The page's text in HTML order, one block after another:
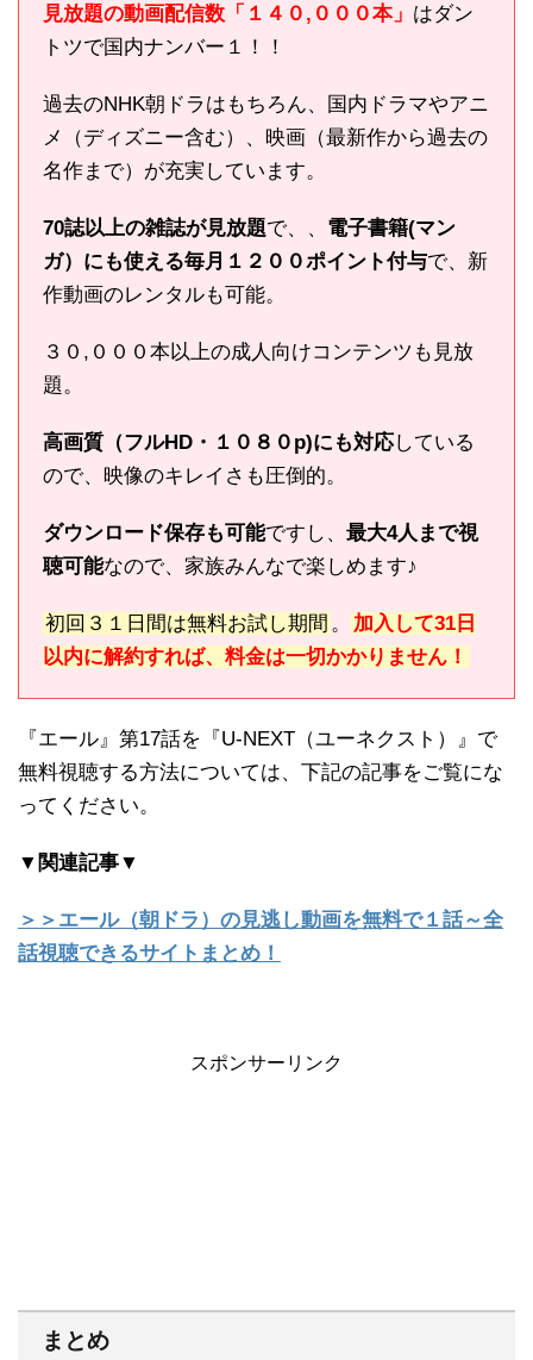
見放題の動画配信数「１４０,０００本」 はダン
トツで国内ナンバー１！！
過去のNHK朝ドラはもちろん、国内ドラマやアニ
メ（ディズニー含む）、映画（最新作から過去の
名作まで）が充実しています。
70誌以上の雑誌が見放題で、、 電子書籍(マン
ガ）にも使える毎月１２００ポイント付与で、新
作動画のレンタルも可能。
３０,０００本以上の成人向けコンテンツも見放
題。
高画質（フルHD・１０８０p)にも対応している
ので、映像のキレイさも圧倒的。
ダウンロード保存も可能ですし、 最大4人まで視
聴可能なので、家族みんなで楽しめます♪
初回３１日間は無料お試し期間 。
加入して31日
以内に解約すれば、料金は一切かかりません！
『エール』第17話を『U-NEXT（ユーネクスト）』で
無料視聴する方法については、下記の記事をご覧にな
ってください。
▼関連記事▼
＞＞エール（朝ドラ）の見逃し動画を無料で１話～全
話視聴できるサイトまとめ！
スポンサーリンク
まとめ